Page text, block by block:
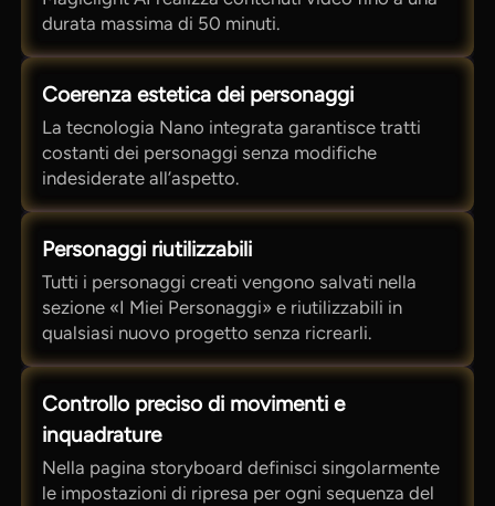
durata massima di 50 minuti.
Coerenza estetica dei personaggi
La tecnologia Nano integrata garantisce tratti
costanti dei personaggi senza modifiche
indesiderate all’aspetto.
Personaggi riutilizzabili
Tutti i personaggi creati vengono salvati nella
sezione «I Miei Personaggi» e riutilizzabili in
qualsiasi nuovo progetto senza ricrearli.
Controllo preciso di movimenti e
inquadrature
Nella pagina storyboard definisci singolarmente
le impostazioni di ripresa per ogni sequenza del